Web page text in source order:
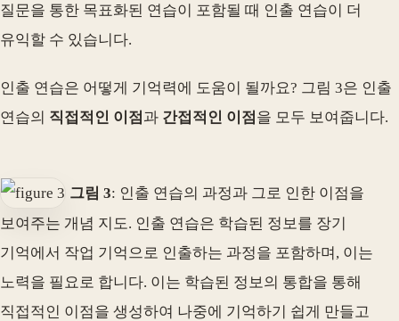
질문을 통한 목표화된 연습이 포함될 때 인출 연습이 더
유익할 수 있습니다.
인출 연습은 어떻게 기억력에 도움이 될까요? 그림 3은 인출
연습의 직접적인 이점 과 간접적인 이점 을 모두 보여줍니다.
그림 3: 인출 연습의 과정과 그로 인한 이점을
보여주는 개념 지도. 인출 연습은 학습된 정보를 장기
기억에서 작업 기억으로 인출하는 과정을 포함하며, 이는
노력을 필요로 합니다. 이는 학습된 정보의 통합을 통해
직접적인 이점을 생성하여 나중에 기억하기 쉽게 만들고